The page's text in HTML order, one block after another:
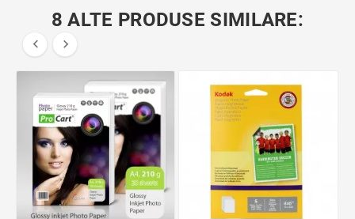
8 ALTE PRODUSE SIMILARE:
 